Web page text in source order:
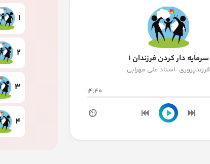
سرمایه دار کردن فرزندان 1
فرزندپروری-استاد علی مهرابی
14:40
1
2
3
4